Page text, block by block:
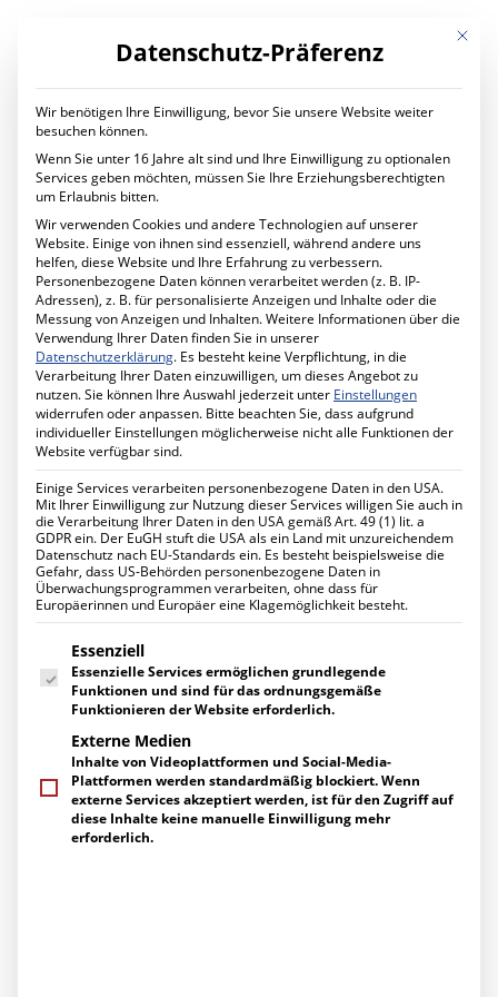
LEISTUNGEN
Digitaler Wandel im Unternehmen
Ihr Projekt mit uns
IT Services
Planung und Betrieb
IT Managed Services
Ihr Projekt mit uns
Cyber Security
Mehr Sicherheit für Ihr Unternehmen
Förderprogramm MID-Digitale Sicherheit
Ihr Projekt mit uns
Schule Digital
Unterricht digital gestalten
Ihr Projekt mit uns
Cabling Solutions
Strukturierte Verkabelung im Gebäude
Ihr Projekt mit uns
Datenschutz
Datenschutz für Ihr Unternehmen
Ihr Projekt mit uns
UNTERNEHMEN
Über uns
Management
Ihre Ansprechpartner
Engagement
Zertifizierungen
Herstellerpartner
Referenzen
KARRIERE
Stellenangebote
Ausbildung
AKTUELLES
News
Events
Pressemitteilungen
News
Startseite Aktuelles NewsPage 3
ALLE ANZEIGEN IT SERVICE DESK
NEWS
GEBÄUDEAUTOMATISIERUNG
NIS2 WEBINAR
COMPLIANCE
CABLING SOLUTIONS
IT SECURITY
FÖRDERMITTEL
BACKUP
SPONSORING
KÜNSTLICHE INTELLIGENZ
Mit
Datenschutz-Präferenz
Wir benötigen Ihre Einwilligung, bevor Sie unsere Website weiter
besuchen können.
Wenn Sie unter 16 Jahre alt sind und Ihre Einwilligung zu optionalen
Services geben möchten, müssen Sie Ihre Erziehungsberechtigten
um Erlaubnis bitten.
Wir verwenden Cookies und andere Technologien auf unserer
Website. Einige von ihnen sind essenziell, während andere uns
helfen, diese Website und Ihre Erfahrung zu verbessern.
Personenbezogene Daten können verarbeitet werden (z. B. IP-
Adressen), z. B. für personalisierte Anzeigen und Inhalte oder die
Messung von Anzeigen und Inhalten.Weitere Informationen über die
Verwendung Ihrer Daten finden Sie in unserer
Datenschutzerklärung. Es besteht keine Verpflichtung, in die
Verarbeitung Ihrer Daten einzuwilligen, um dieses Angebot zu
nutzen.Sie können Ihre Auswahl jederzeit unter Einstellungen
widerrufen oder anpassen. Bitte beachten Sie, dass aufgrund
individueller Einstellungen möglicherweise nicht alle Funktionen der
Website verfügbar sind.
Einige Services verarbeiten personenbezogene Daten in den USA.
Mit Ihrer Einwilligung zur Nutzung dieser Services willigen Sie auch in
die Verarbeitung Ihrer Daten in den USA gemäß Art. 49 (1) lit. a
GDPR ein. Der EuGH stuft die USA als ein Land mit unzureichendem
Datenschutz nach EU-Standards ein. Es besteht beispielsweise die
Gefahr, dass US-Behörden personenbezogene Daten in
Überwachungsprogrammen verarbeiten, ohne dass für
Europäerinnen und Europäer eine Klagemöglichkeit besteht.
Es folgt eine Liste der Service-Gruppen, für die eine Einwilligung
Essenziell
Essenzielle Services ermöglichen grundlegende
Funktionen und sind für das ordnungsgemäße
Funktionieren der Website erforderlich.
Externe Medien
Inhalte von Videoplattformen und Social-Media-
Plattformen werden standardmäßig blockiert. Wenn
externe Services akzeptiert werden, ist für den Zugriff auf
diese Inhalte keine manuelle Einwilligung mehr
erforderlich.